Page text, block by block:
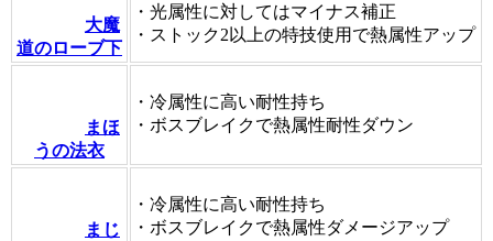
大魔
道のローブ下
・光属性に対してはマイナス補正
・ストック2以上の特技使用で熱属性アップ
まほ
うの法衣
・冷属性に高い耐性持ち
・ボスブレイクで熱属性耐性ダウン
まじ
・冷属性に高い耐性持ち
・ボスブレイクで熱属性ダメージアップ